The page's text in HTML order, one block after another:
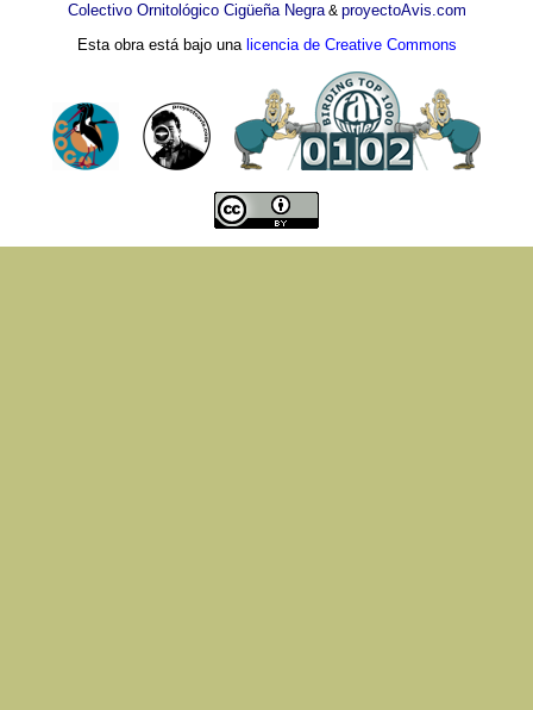
Colectivo Ornitológico Cigüeña Negra& proyectoAvis.com
Esta obra está bajo una licencia de Creative Commons